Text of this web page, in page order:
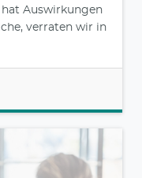
Auswirkungen
verraten wir in